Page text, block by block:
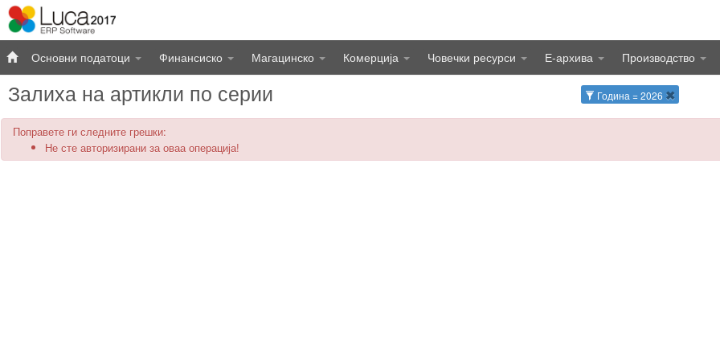
Основни податоци Финансиско Магацинско Комерција Човечки ресурси Е-архива Производство
Залиха на артикли по серии Година = 2026
Поправете ги следните грешки:
Не сте авторизирани за оваа операција!